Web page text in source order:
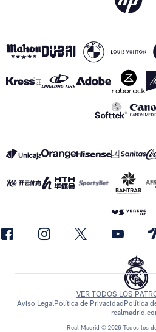
Real Madrid © 2026 Todos los
VER TODOS LOS
Aviso LegalPolítica de Privacidad Política